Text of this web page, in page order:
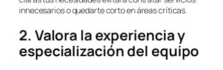
innecesarios o quedarte corto en áreas críticas.
2. Valora la experiencia y
especialización del equipo